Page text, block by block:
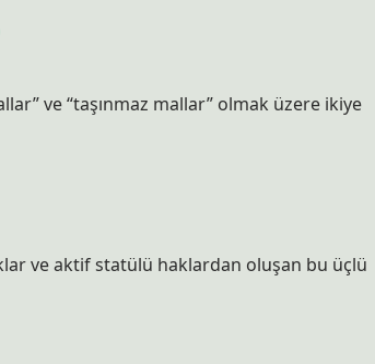
ve “taşınmaz mallar” olmak üzere ikiye
ve aktif statülü haklardan oluşan bu üçlü